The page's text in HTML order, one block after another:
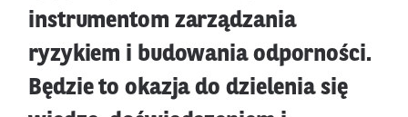
instrumentom zarządzania
ryzykiem i budowania odporności.
Będzie to okazja do dzielenia się